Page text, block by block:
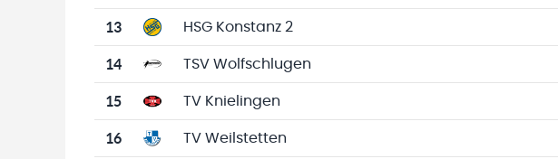
13 HSG Konstanz 2
14 TSV Wolfschlugen
15 TV Knielingen
16 TV Weilstetten